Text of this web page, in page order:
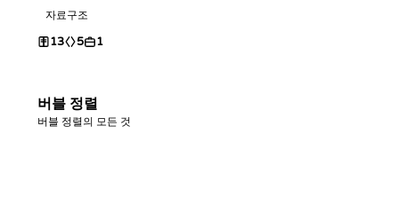
자료구조
13 5 1
버블 정렬
버블 정렬의 모든 것